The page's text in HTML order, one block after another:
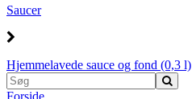
Saucer
Hjemmelavede sauce og fond (0,3 l)
Forside